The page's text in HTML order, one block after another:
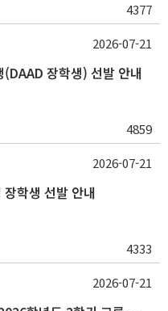
4377
장학생) 선발 안내
4859
2026-07-21
학생 선발 안내
4333
2026-07-21
2026-07-21